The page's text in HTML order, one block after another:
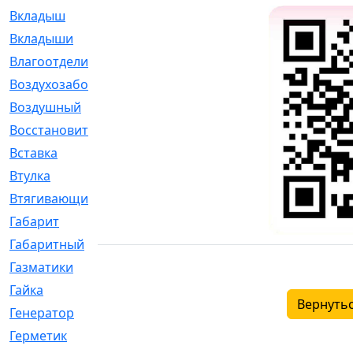
Вкладыш
Вкладыши
Влагоотделитель
Воздухозаборник
Воздушный
Восстановительный
Вставка
Втулка
Втягивающий
Габарит
Габаритный
[6]
Газматики
Гайка
Генератор
Герметик